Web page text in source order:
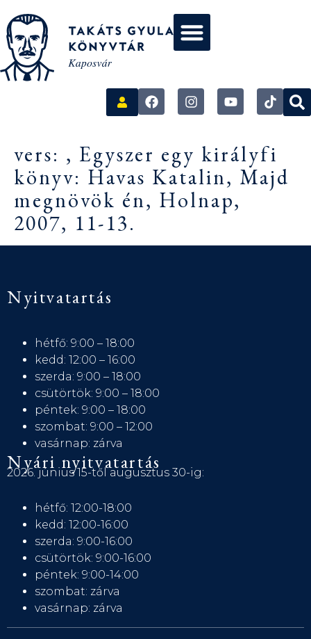
vers: , Egyszer egy királyfi
könyv: Havas Katalin, Majd
megnövök én, Holnap,
2007, 11-13.
Nyitvatartás
hétfő: 9:00 – 18:00
kedd: 12:00 – 16:00
szerda: 9:00 – 18:00
csütörtök: 9:00 – 18:00
péntek: 9:00 – 18:00
szombat: 9:00 – 12:00
vasárnap: zárva
Nyári nyitvatartás
2026. június 15-től augusztus 30-ig:
hétfő: 12:00-18:00
kedd: 12:00-16:00
szerda: 9:00-16:00
csütörtök: 9:00-16:00
péntek: 9:00-14:00
szombat: zárva
vasárnap: zárva